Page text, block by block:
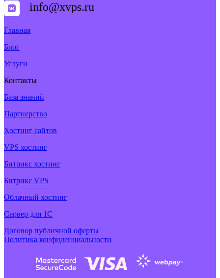
info@xvps.ru
Главная
Блог
Услуги
Контакты
База знаний
Партнерство
Хостинг сайтов
VPS хостинг
Битрикс хостинг
Битрикс VPS
Облачный хостинг
Cервер для 1С
Договор публичной оферты
Политика конфиденциальности